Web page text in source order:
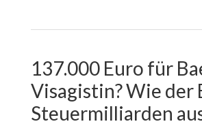
137.000 Euro für
Visagistin? Wie der
Steuermilliarden